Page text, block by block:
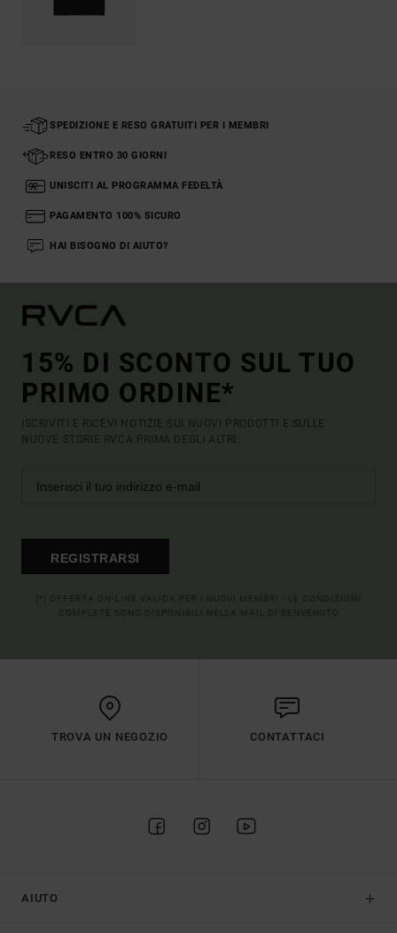
SPEDIZIONE E RESO GRATUITI PER I MEMBRI
RESO ENTRO 30 GIORNI
UNISCITI AL PROGRAMMA FEDELTÀ
PAGAMENTO 100% SICURO
HAI BISOGNO DI AIUTO?
15% DI SCONTO SUL TUO
PRIMO ORDINE*
ISCRIVITI E RICEVI NOTIZIE SUI NUOVI PRODOTTI E SULLE
NUOVE STORIE RVCA PRIMA DEGLI ALTRI.
REGISTRARSI
TROVA UN NEGOZIO CONTATTACI
AIUTO